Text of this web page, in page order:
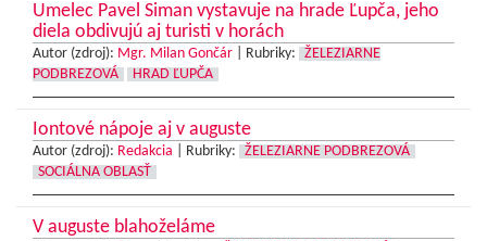
Umelec Pavel Siman vystavuje na hrade Ľupča, jeho
diela obdivujú aj turisti v horách
Autor (zdroj): Mgr. Milan Gončár Rubriky:
ŽELEZIARNE
PODBREZOVÁ
HRAD ĽUPČA
Iontové nápoje aj v auguste
Autor (zdroj): Redakcia Rubriky:
ŽELEZIARNE PODBREZOVÁ
SOCIÁLNA OBLASŤ
V auguste blahoželáme